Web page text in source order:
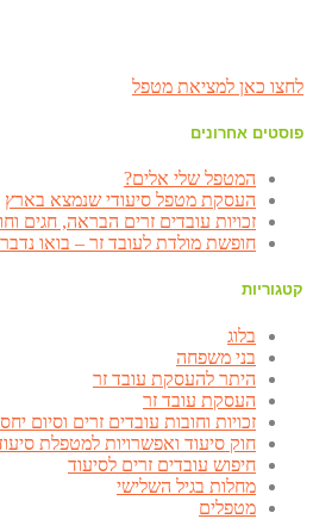
לחצו כאן למציאת מטפל
פוסטים אחרונים
המטפל שלי אלים?
העסקת מטפל סיעודי שנמצא בארץ
זכויות עובדים זרים הבראה, חגים
חופשת מולדת לעובד זר – בואו
קטגוריות
בלוג
בני משפחה
היתר להעסקת עובד זר
העסקת עובד זר
זכויות וחובות עובדים זרים וסיום
חוק סיעוד ואפשרויות למטפלת
חיפוש עובדים זרים לסיעוד
מחלות בגיל השלישי
מטפלים